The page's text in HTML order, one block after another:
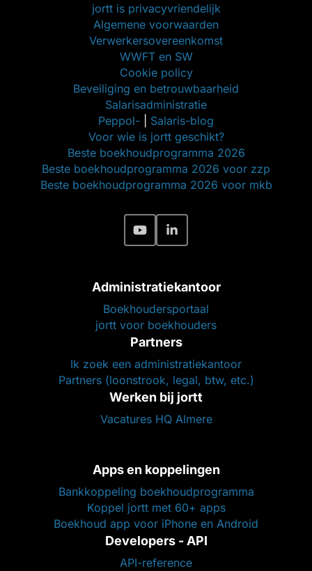
jortt is privacyvriendelijk
Algemene voorwaarden
Verwerkersovereenkomst
WWFT en SW
Cookie policy
Beveiliging en betrouwbaarheid
Salarisadministratie
Peppol-
Salaris-blog
Voor wie is jortt geschikt?
Beste boekhoudprogramma 2026
Beste boekhoudprogramma 2026 voor zzp
Beste boekhoudprogramma 2026 voor mkb
Administratiekantoor
Boekhoudersportaal
jortt voor boekhouders
Partners
Ik zoek een administratiekantoor
Partners (loonstrook, legal, btw, etc.)
Werken bij jortt
Vacatures HQ Almere
Apps en koppelingen
Bankkoppeling boekhoudprogramma
Koppel jortt met 60+ apps
Boekhoud app voor iPhone en Android
Developers - API
API-reference